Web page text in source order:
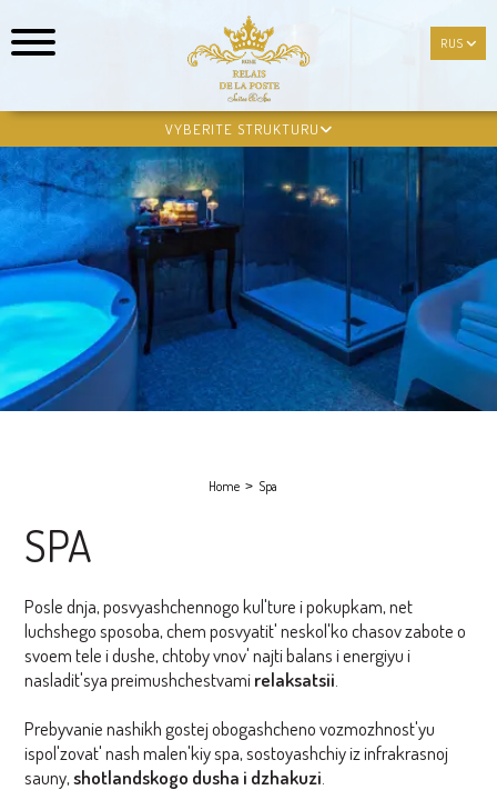
RUS
RUS
VYBERITE STRUKTURU
Home Spa
SPA
Posle dnja, posvyashchennogo kul'ture i pokupkam, net
luchshego sposoba, chem posvyatit' neskol'ko chasov zabote o
svoem tele i dushe, chtoby vnov' najti balans i energiyu i
nasladit'sya preimushchestvamirelaksatsii
Prebyvanie nashikh gostej obogashcheno vozmozhnost'yu
ispol'zovat' nash malen'kiy spa, sostoyashchiy iz infrakrasnoj
sauny,shotlandskogo dusha i dzhakuzi